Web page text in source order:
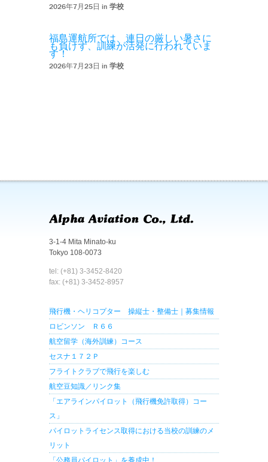
2026年7月25日 in 学校
福島運航所では、連日の厳しい暑さに
も負けず、訓練が活発に行われていま
す！
2026年7月23日 in 学校
3-1-4 Mita Minato-ku
Tokyo 108-0073
tel: (+81) 3-3452-8420
fax: (+81) 3-3452-8957
飛行機・ヘリコプター 操縦士・整備士｜募集情報
ロビンソン Ｒ６６
航空留学（海外訓練）コース
セスナ１７２Ｐ
フライトクラブで飛行を楽しむ
航空豆知識／リンク集
「エアラインパイロット（飛行機免許取得）コー
ス」
パイロットライセンス取得における当校の訓練のメ
リット
「公務員パイロット」を養成中！